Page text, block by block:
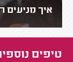
איך מניעים
טיפים